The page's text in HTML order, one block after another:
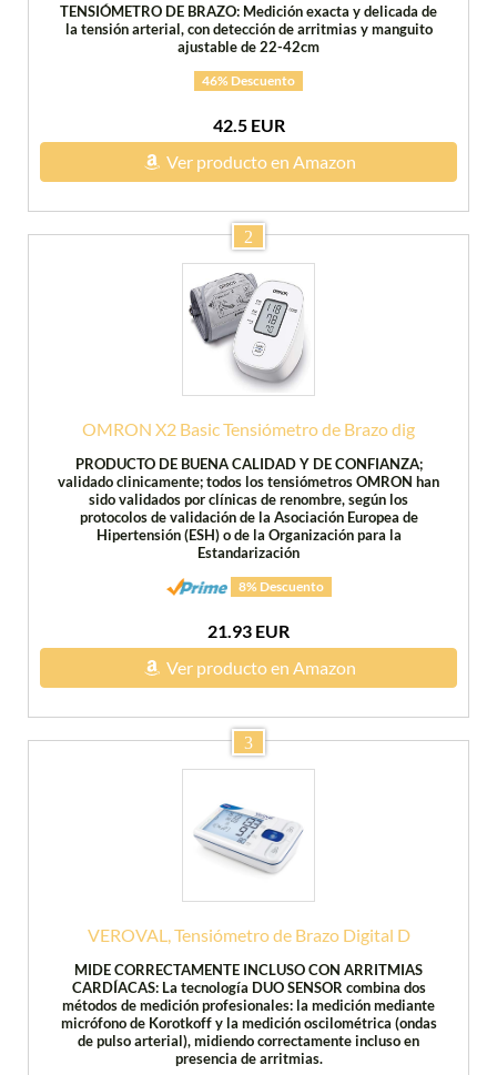
TENSIÓMETRO DE BRAZO: Medición exacta y delicada de
la tensión arterial, con detección de arritmias y manguito
ajustable de 22-42cm
46% Descuento
42.5 EUR
Ver producto en Amazon
2
OMRON X2 Basic Tensiómetro de Brazo dig
PRODUCTO DE BUENA CALIDAD Y DE CONFIANZA;
validado clinicamente; todos los tensiómetros OMRON han
sido validados por clínicas de renombre, según los
protocolos de validación de la Asociación Europea de
Hipertensión (ESH) o de la Organización para la
Estandarización
8% Descuento
21.93 EUR
Ver producto en Amazon
3
VEROVAL, Tensiómetro de Brazo Digital D
MIDE CORRECTAMENTE INCLUSO CON ARRITMIAS
CARDÍACAS: La tecnología DUO SENSOR combina dos
métodos de medición profesionales: la medición mediante
micrófono de Korotkoff y la medición oscilométrica (ondas
de pulso arterial), midiendo correctamente incluso en
presencia de arritmias.